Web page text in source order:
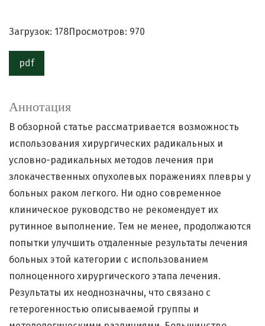
Загрузок: 178Просмотров: 970
pdf
Аннотация
В обзорной статье рассматривается возможность
использования хирургических радикальных и
условно-радикальных методов лечения при
злокачественных опухолевых поражениях плевры у
больных раком легкого. Ни одно современное
клиническое руководство не рекомендует их
рутинное выполнение. Тем не менее, продолжаются
попытки улучшить отдаленные результаты лечения
больных этой категории с использованием
полноценного хирургического этапа лечения.
Результаты их неоднозначны, что связано с
гетерогенностью описываемой группы и